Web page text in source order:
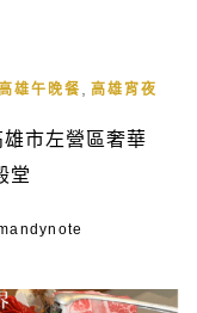
高雄午晚餐 高雄宵夜
雄市左營區奢華
堂